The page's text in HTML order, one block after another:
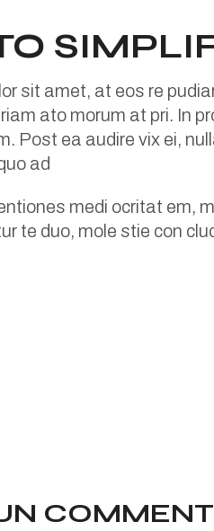
sit amet, at eos re
ato morum at pri. In
Post ea audire vix ei,
ad
medi ocritat em,
te duo, mole stie con